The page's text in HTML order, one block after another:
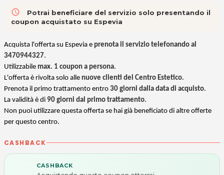
access_time
Potrai beneficiare del servizio solo presentando il
coupon acquistato su Espevia
Acquista l'offerta su Espevia e prenota il servizio telefonando al
3470944327.
Utilizzabile max. 1 coupon a persona.
L'offerta è rivolta solo alle nuove clienti del Centro Estetico.
Prenota il primo trattamento entro 30 giorni dalla data di acquisto.
La validità è di 90 giorni dal primo trattamento.
Non puoi utilizzare questa offerta se hai già beneficiato di altre offerte
per questo centro.
CASHBACK
CASHBACK